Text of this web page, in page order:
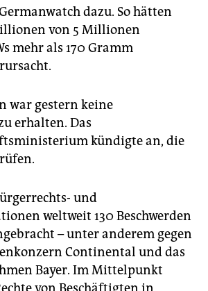
dazu. So hätten
von 5 Millionen
mehr als 170 Gramm
war gestern keine
erhalten. Das
kündigte an, die
und
weltweit 130 Beschwerden
– unter anderem gegen
Continental und das
Bayer. Im Mittelpunkt